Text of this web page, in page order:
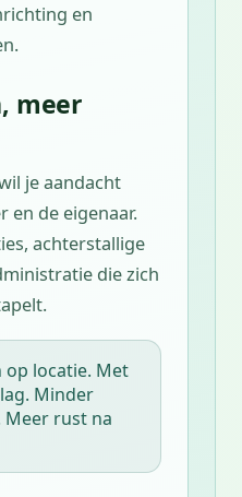
en
meer
je aandacht
en de eigenaar.
achterstallige
die zich
op locatie. Met
Minder
rust na